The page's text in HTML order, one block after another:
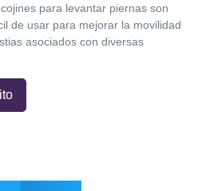
para levantar piernas son
de usar para mejorar la movilidad
asociados con diversas